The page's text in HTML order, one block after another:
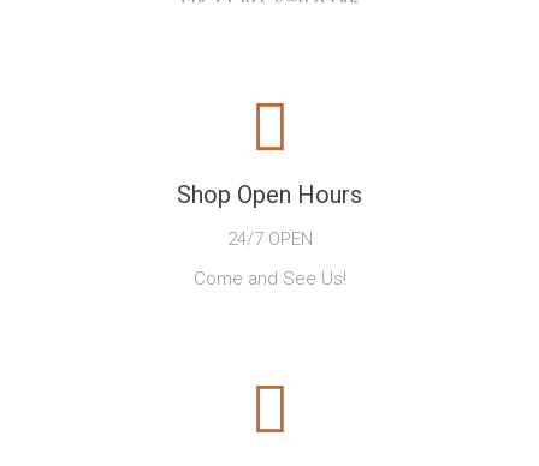
Shop Open Hours
24/7 OPEN
Come and See Us!